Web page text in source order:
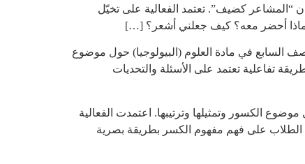
“المشاعر كضيف”. تعتمد الفعالية على تخيّل
ماذا أحضر معه؟ كيف جعلني أشعر؟ […]
السابع في مادة العلوم (البيولوجيا) حول موضوع
تفاعلية تعتمد على الأسئلة والتحديات
الكسور وتمثيلها وترتيبها. اعتمدت الفعالية
الطلاب على فهم مفهوم الكسر بطريقة بصرية